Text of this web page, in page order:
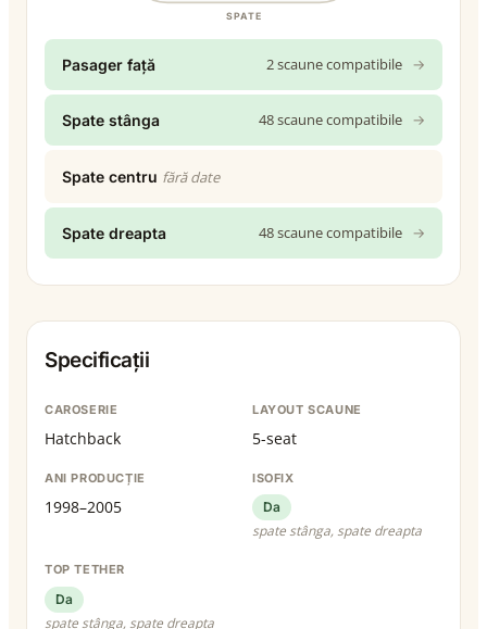
SPATE
Pasager față 2 scaune compatibile →
Spate stânga 48 scaune compatibile →
Spate centru fără date
Spate dreapta 48 scaune compatibile →
Specificații
CAROSERIE
Hatchback
LAYOUT SCAUNE
5-seat
ANI PRODUCȚIE
1998–2005
ISOFIX
Da
spate stânga, spate dreapta
TOP TETHER
Da
spate stânga, spate dreapta